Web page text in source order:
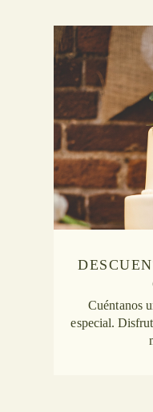
Cuéntanos
especial.